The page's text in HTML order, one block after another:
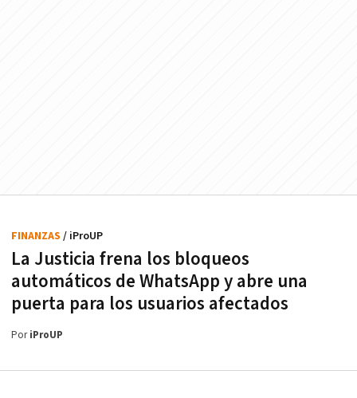
La Justicia frena los bloqueos
automáticos de WhatsApp y abre una
puerta para los usuarios afectados
FINANZAS / iProUP
PoriProUP